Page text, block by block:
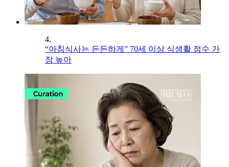
4.
“아침식사는 든든하게” 70세 이상 식생활 점수 가
장 높아